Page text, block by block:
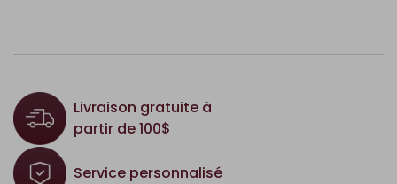
Livraison gratuite à
partir de 100$
Service personnalisé